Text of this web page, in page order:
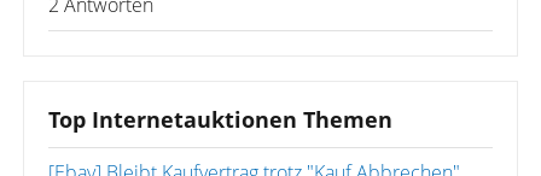
Top Internetauktionen Themen